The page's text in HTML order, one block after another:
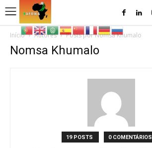
Início Autores Posts por Nomsa Khumalo
Nomsa Khumalo
19 POSTS 0 COMENTÁRIOS